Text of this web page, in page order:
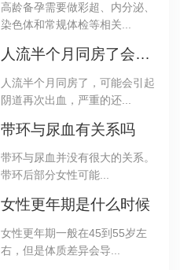
高龄备孕需要做彩超、内分泌、
染色体和常规体检等相关...
人流半个月同房了会怎么样
人流半个月同房了，可能会引起
阴道再次出血，严重的还...
带环与尿血有关系吗
带环与尿血并没有很大的关系。
带环后部分女性可能...
女性更年期是什么时候
女性更年期一般在45到55岁左
右，但是体质差异会导...